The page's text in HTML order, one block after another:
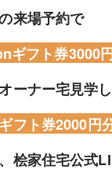
来場予約で
ギフト券3000
ーナー宅見学
フト券2000円
桧家住宅公式